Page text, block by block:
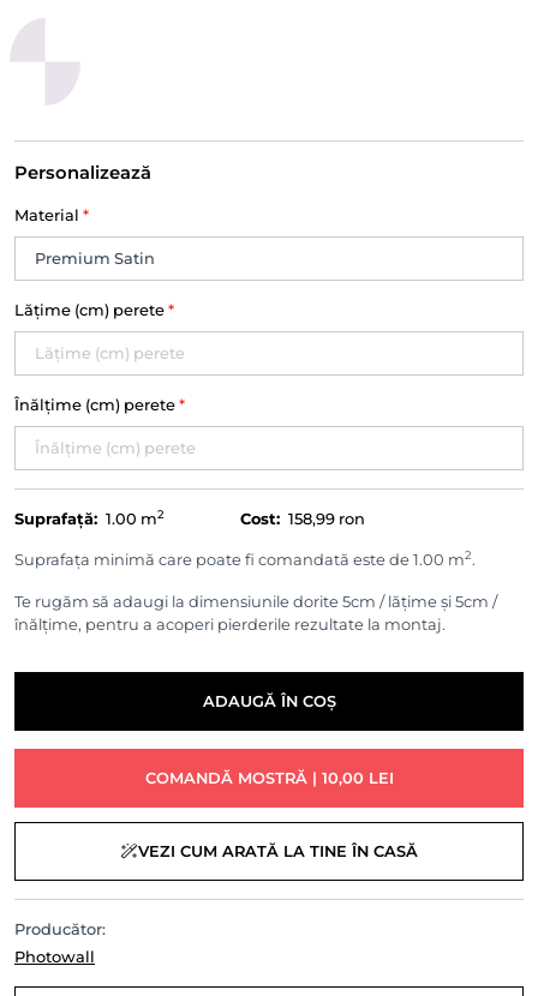
Personalizează
Material *
Lățime (cm) perete *
Înălțime (cm) perete *
Suprafață: 1.00 m2 Cost: 158,99 ron
Suprafața minimă care poate fi comandată este de 1.00 m2.
Te rugăm să adaugi la dimensiunile dorite 5cm / lățime și 5cm /
înălțime, pentru a acoperi pierderile rezultate la montaj.
ADAUGĂ ÎN COȘ
COMANDĂ MOSTRĂ | 10,00 LEI
VEZI CUM ARATĂ LA TINE ÎN CASĂ
Producător:
Photowall